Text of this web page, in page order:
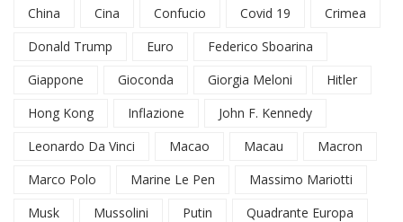
China
Cina Confucio Covid 19
Crimea
Donald Trump
Euro
Federico Sboarina
Giappone
Gioconda Giorgia Meloni
Hitler
Hong Kong
Inflazione
John F. Kennedy
Leonardo Da Vinci
Macao Macau
Macron
Marco Polo
Marine Le Pen
Massimo Mariotti
Musk
Mussolini Putin
Quadrante Europa